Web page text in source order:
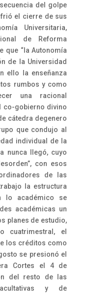
del golpe
el cierre de sus
Universitaria,
de Reforma
que “la Autonomía
de la Universidad
ello la enseñanza
rumbos y como
una racional
co-gobierno divino
cátedra degenero
que condujo al
individual de la
nunca llegó, cuyo
con esos
de las
la estructura
lo académico se
académicas un
planes de estudio,
cuatrimestral, el
los créditos como
se presionó el
Cortes el 4 de
del resto de las
y de